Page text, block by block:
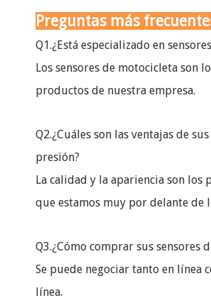
Preguntas más
Q1.¿Está especializado en
Los sensores de motocicleta son
productos de nuestra empresa.
Q2.¿Cuáles son las ventajas de
presión?
La calidad y la apariencia son los
que estamos muy por delante de
Q3.¿Cómo comprar sus sensores
Se puede negociar tanto en línea
línea.